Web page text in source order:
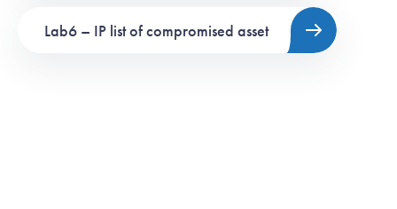
Lab6 – IP list of compromised asset